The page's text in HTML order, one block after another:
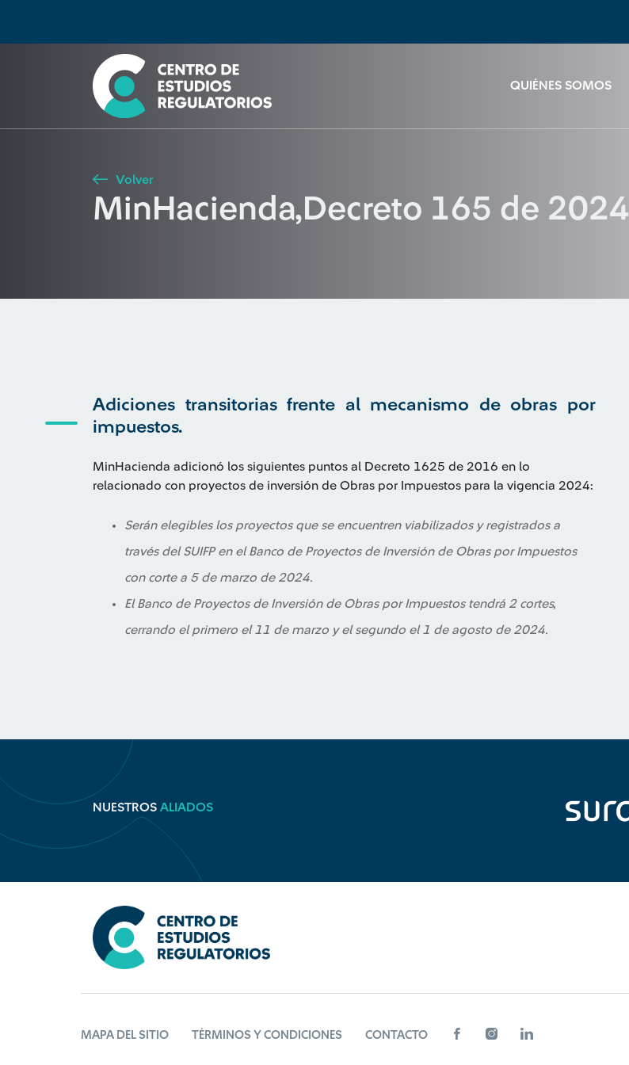
QUIÉNES SOMOS
Seleccione país
Buscar
Volver
MinHacienda,Decreto 165 de 2024
Adiciones transitorias frente al mecanismo de obras por
impuestos.
MinHacienda adicionó los siguientes puntos al Decreto 1625 de 2016 en lo
relacionado con proyectos de inversión de Obras por Impuestos para la vigencia 2024:
Serán elegibles los proyectos que se encuentren viabilizados y registrados a
través del SUIFP en el Banco de Proyectos de Inversión de Obras por Impuestos
con corte a 5 de marzo de 2024.
El Banco de Proyectos de Inversión de Obras por Impuestos tendrá 2 cortes,
cerrando el primero el 11 de marzo y el segundo el 1 de agosto de 2024.
NUESTROS ALIADOS
MAPA DEL SITIO TÉRMINOS Y CONDICIONES CONTACTO